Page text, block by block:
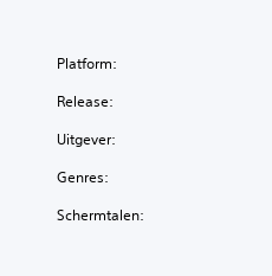
Platform:
Release:
Uitgever:
Genres:
Schermtalen: